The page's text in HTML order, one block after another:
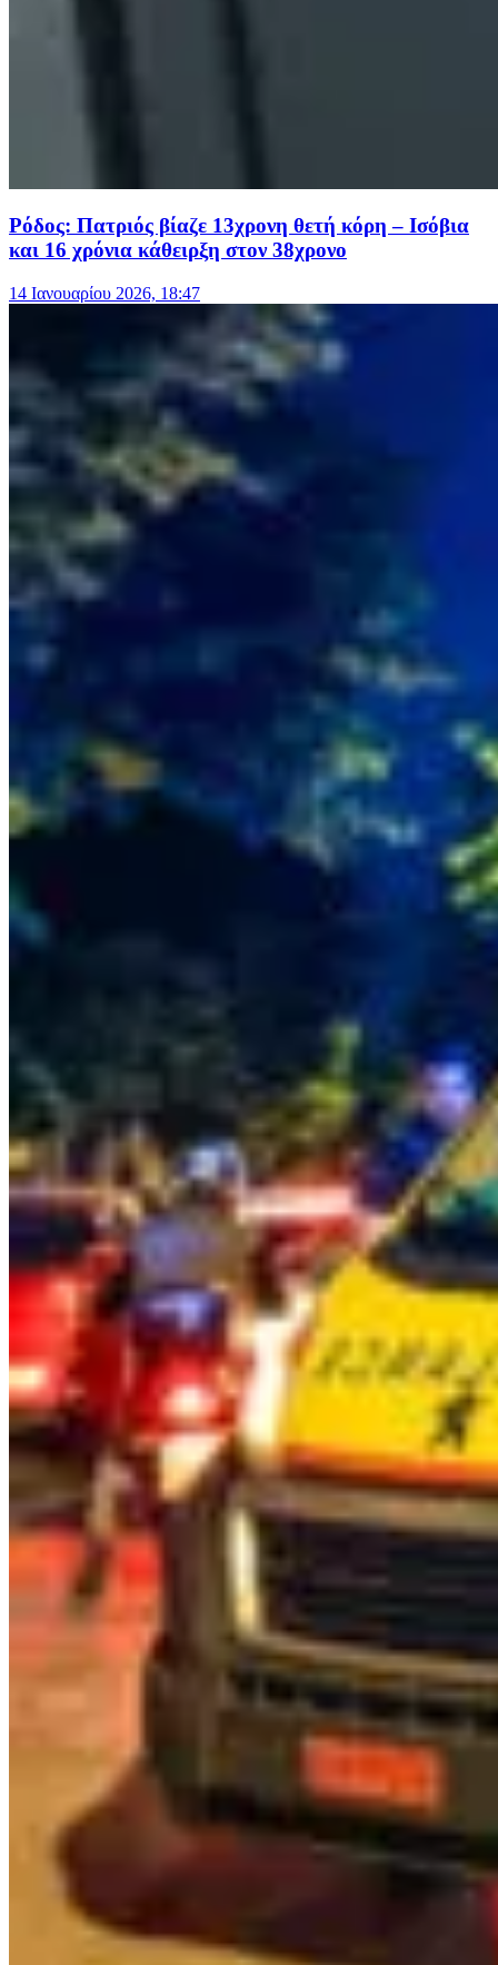
Ρόδος: Πατριός βίαζε 13χρονη θετή κόρη – Ισόβια
και 16 χρόνια κάθειρξη στον 38χρονο
14 Ιανουαρίου 2026, 18:47